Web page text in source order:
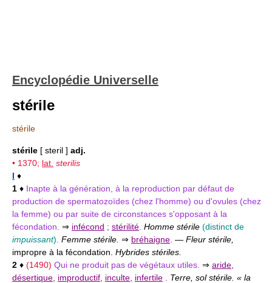
Encyclopédie Universelle
stérile
stérile
stérile [ steril ] adj.
• 1370; lat. sterilis
I ♦
1 ♦ Inapte à la génération, à la reproduction par défaut de
production de spermatozoïdes (chez l'homme) ou d'ovules (chez
la femme) ou par suite de circonstances s'opposant à la
fécondation. ⇒ infécond ; stérilité Homme stérile (distinct de
impuissant). Femme stérile. ⇒ bréhaigne — Fleur stérile,
impropre à la fécondation. Hybrides stériles.
2 ♦ (1490) Qui ne produit pas de végétaux utiles. ⇒ aride
désertique improductif inculte infertile
Terre, sol stérile. « la